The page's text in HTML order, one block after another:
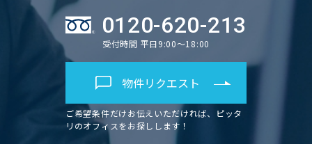
0120-620-213
受付時間 平日9:00～18:00
物件リクエスト
ご希望条件だけお伝えいただければ、ピッタ
リのオフィスをお探しします！